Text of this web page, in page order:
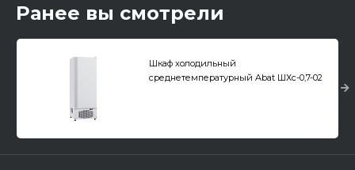
Ранее вы смотрели
Шкаф холодильный
среднетемпературный Abat ШХс-0,7-02